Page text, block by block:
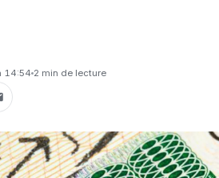
14:54 2 min de lecture